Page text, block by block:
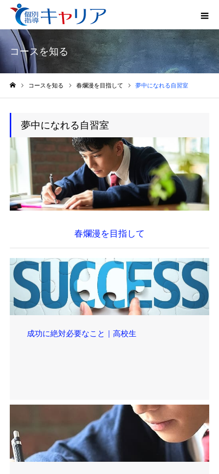
コースを知る
コースを知る 春爛漫を目指して 夢中になれる自習室
夢中になれる自習室
春爛漫を目指して
成功に絶対必要なこと｜高校生